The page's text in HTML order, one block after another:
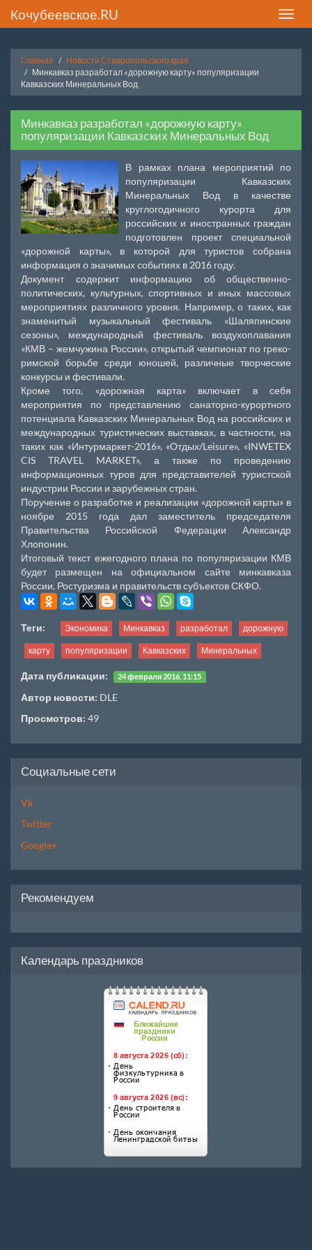
Toggle
Кочубеевское.RU
Главная
Новости Ставропольского края
Минкавказ разработал «дорожную карту» популяризации
Кавказских Минеральных Вод
Минкавказ разработал «дорожную карту»
популяризации Кавказских Минеральных Вод
В рамках плана мероприятий по
популяризации Кавказских
Минеральных Вод в качестве
круглогодичного курорта для
российских и иностранных граждан
подготовлен проект специальной
«дорожной карты», в которой для туристов собрана
информация о значимых событиях в 2016 году.
Документ содержит информацию об общественно-
политических, культурных, спортивных и иных массовых
мероприятиях различного уровня. Например, о таких, как
знаменитый музыкальный фестиваль «Шаляпинские
сезоны», международный фестиваль воздухоплавания
«КМВ – жемчужина России», открытый чемпионат по греко-
римской борьбе среди юношей, различные творческие
конкурсы и фестивали.
Кроме того, «дорожная карта» включает в себя
мероприятия по представлению санаторно-курортного
потенциала Кавказских Минеральных Вод на российских и
международных туристических выставках, в частности, на
таких как «Интурмаркет-2016», «Отдых/Leisure», «INWETEX
CIS TRAVEL MARKET», а также по проведению
информационных туров для представителей туристской
индустрии России и зарубежных стран.
Поручение о разработке и реализации «дорожной карты» в
ноябре 2015 года дал заместитель председателя
Правительства Российской Федерации Александр
Хлопонин.
Итоговый текст ежегодного плана по популяризации КМВ
будет размещен на официальном сайте минкавказа
России, Ростуризма и правительств субъектов СКФО.
Теги: Экономика Минкавказ разработал дорожную
карту популяризации Кавказских Минеральных
Дата публикации: 24 февраля 2016, 11:15
Автор новости: DLE
Просмотров: 49
Социальные сети
Vk
Twitter
Google+
Рекомендуем
Календарь праздников